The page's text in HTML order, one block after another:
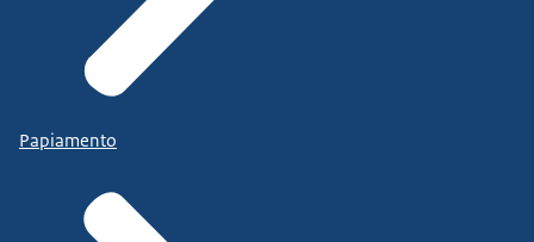
Papiamento